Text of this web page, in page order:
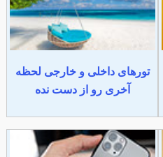
تورهای داخلی و خارجی لحظه
آخری رو از دست نده